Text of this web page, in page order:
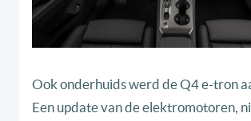
Ook onderhuids werd de Q4 e-tron
Een update van de elektromotoren,